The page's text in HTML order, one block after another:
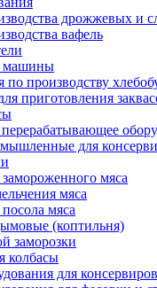
дрожжевых и
вафель
машины
производству
приготовления
для
мяса
мяса
мяса
(коптильня)
заморозки
колбасы
для